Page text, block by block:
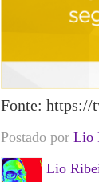
Fonte: https://
Postado por Lio
Lio